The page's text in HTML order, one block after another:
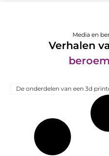
Media en
Verhalen
De onderdelen van een 3d